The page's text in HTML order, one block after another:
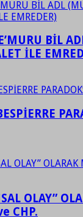
BİL
İLE
OLAY”
CHP.